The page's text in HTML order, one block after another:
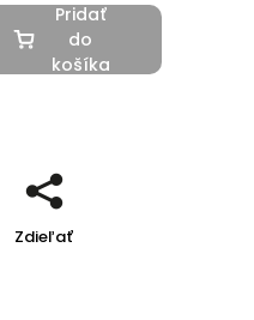
Pridať
do
košíka
Zdieľať